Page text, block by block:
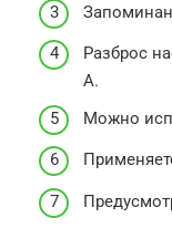
Разброс
А.
Можно